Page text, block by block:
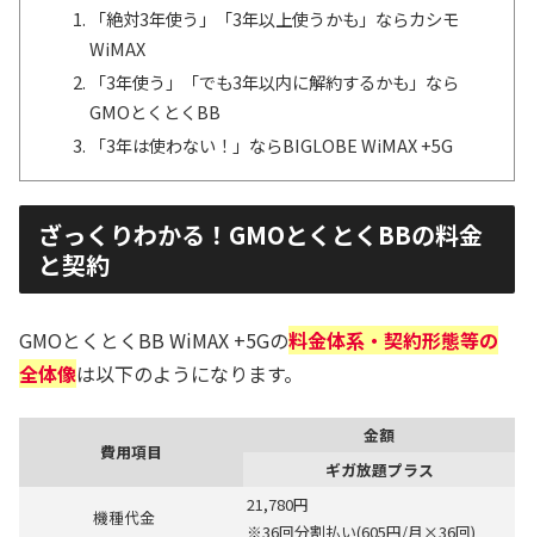
「絶対3年使う」「3年以上使うかも」ならカシモ
WiMAX
「3年使う」「でも3年以内に解約するかも」なら
GMOとくとくBB
「3年は使わない！」ならBIGLOBE WiMAX +5G
ざっくりわかる！GMOとくとくBBの料金
と契約
GMOとくとくBB WiMAX +5Gの料金体系・契約形態等の
全体像は以下のようになります。
費用項目
金額
ギガ放題プラス
機種代金
21,780円
※36回分割払い(605円/月×36回)